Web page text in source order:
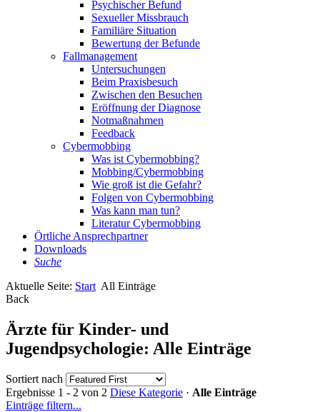
Psychischer Befund
Sexueller Missbrauch
Familiäre Situation
Bewertung der Befunde
Fallmanagement
Untersuchungen
Beim Praxisbesuch
Zwischen den Besuchen
Eröffnung der Diagnose
Notmaßnahmen
Feedback
Cybermobbing
Was ist Cybermobbing?
Mobbing/Cybermobbing
Wie groß ist die Gefahr?
Folgen von Cybermobbing
Was kann man tun?
Literatur Cybermobbing
Örtliche Ansprechpartner
Downloads
Suche
Aktuelle Seite: Start All Einträge
Back
Ärzte für Kinder- und
Jugendpsychologie: Alle Einträge
Sortiert nach
Ergebnisse 1 - 2 von 2 Diese Kategorie · Alle Einträge
Einträge filtern...